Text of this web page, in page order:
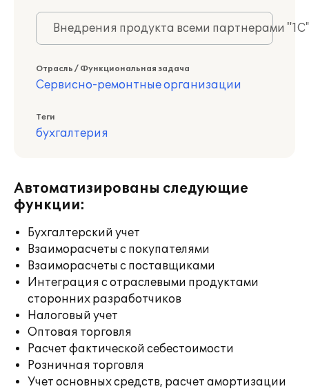
Внедрения продукта всеми партнерами
Отрасль / Функциональная задача
Сервисно-ремонтные организации
Теги
бухгалтерия
Автоматизированы следующие
функции:
Бухгалтерский учет
Взаиморасчеты с покупателями
Взаиморасчеты с поставщиками
Интеграция с отраслевыми продуктами
сторонних разработчиков
Налоговый учет
Оптовая торговля
Расчет фактической себестоимости
Розничная торговля
Учет основных средств, расчет амортизации